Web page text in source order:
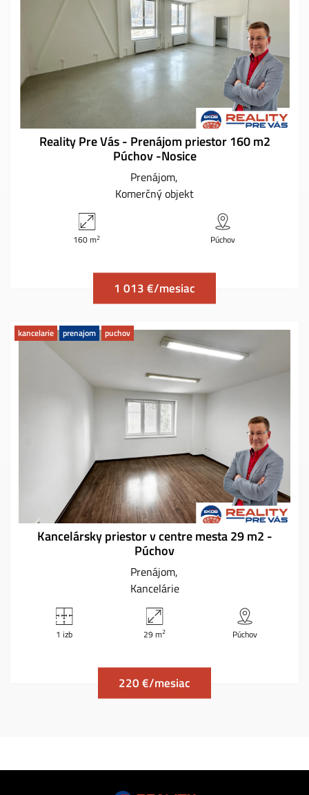
Reality Pre Vás - Prenájom priestor 160 m2
Púchov -Nosice
Prenájom
Komerčný objekt
160 m2 Púchov
1 013 €/mesiac
kancelarie prenajom puchov
Kancelársky priestor v centre mesta 29 m2 -
Púchov
Prenájom
Kancelárie
1 izb 29 m2 Púchov
220 €/mesiac